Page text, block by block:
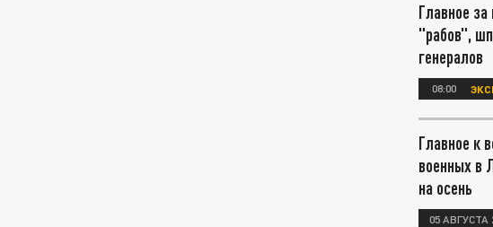
Главное за
"рабов",
генералов
08:00
Главное к
военных в
на осень
05 АВГУСТА